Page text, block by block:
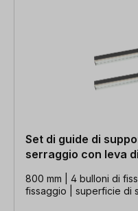
Set di guide di
serraggio con leva
800 mm | 4 bulloni di
fissaggio | superficie di